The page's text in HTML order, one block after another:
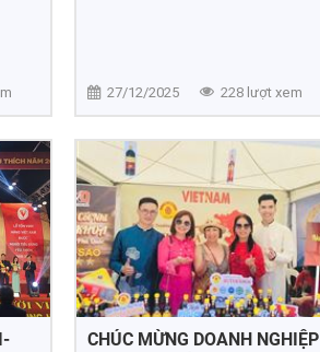
27/12/2025 228 lượt xem
CHÚC MỪNG DOANH NGHIỆP